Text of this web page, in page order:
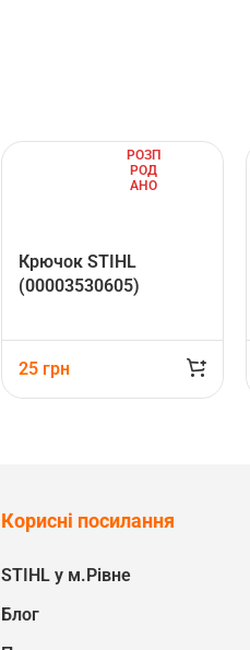
РОЗП
РОД
АНО
Крючок STIHL
(00003530605)
25 грн
Корисні посилання
STIHL у м.Рівне
Блог